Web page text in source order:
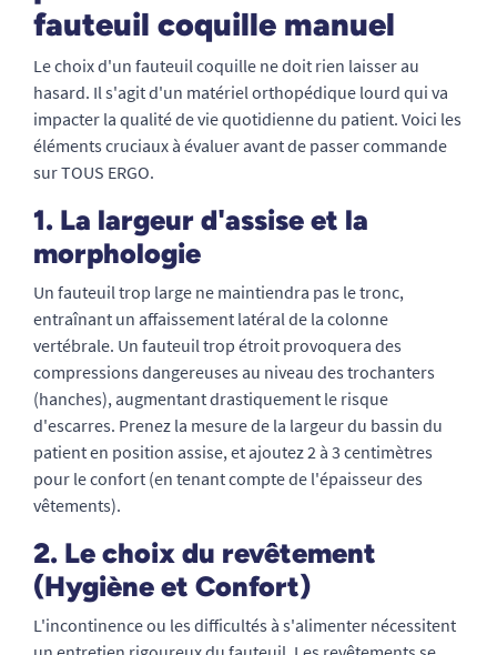
fauteuil coquille manuel
Le choix d'un fauteuil coquille ne doit rien laisser au
hasard. Il s'agit d'un matériel orthopédique lourd qui va
impacter la qualité de vie quotidienne du patient. Voici les
éléments cruciaux à évaluer avant de passer commande
sur TOUS ERGO.
1. La largeur d'assise et la
morphologie
Un fauteuil trop large ne maintiendra pas le tronc,
entraînant un affaissement latéral de la colonne
vertébrale. Un fauteuil trop étroit provoquera des
compressions dangereuses au niveau des trochanters
(hanches), augmentant drastiquement le risque
d'escarres. Prenez la mesure de la largeur du bassin du
patient en position assise, et ajoutez 2 à 3 centimètres
pour le confort (en tenant compte de l'épaisseur des
vêtements).
2. Le choix du revêtement
(Hygiène et Confort)
L'incontinence ou les difficultés à s'alimenter nécessitent